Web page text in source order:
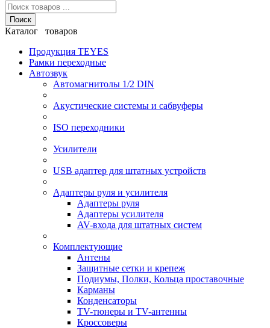
Поиск
Каталог товаров
Продукция TEYES
Рамки переходные
Автозвук
Автомагнитолы 1/2 DIN
Акустические системы и сабвуферы
ISO переходники
Усилители
USB адаптер для штатных устройств
Адаптеры руля и усилителя
Адаптеры руля
Адаптеры усилителя
AV-входа для штатных систем
Комплектующие
Антены
Защитные сетки и крепеж
Подиумы, Полки, Кольца проставочные
Карманы
Конденсаторы
TV-тюнеры и TV-антенны
Кроссоверы